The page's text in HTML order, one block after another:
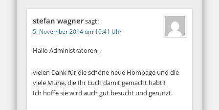
stefan wagnersagt:
5. November 2014 um 10:41 Uhr
Hallo Administratoren,
vielen Dank für die schöne neue Hompage und die
viele Mühe, die Ihr Euch damit gemacht habt!!
Ich hoffe sie wird auch gut besucht und genutzt.